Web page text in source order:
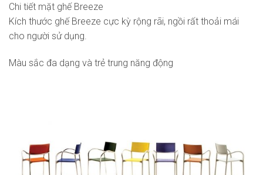
Chi tiết mặt ghế Breeze
Kích thước ghế Breeze cực kỳ rộng rãi, ngồi rất thoải mái
cho người sử dụng.
Màu sắc đa dạng và trẻ trung năng động